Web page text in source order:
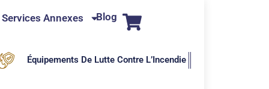
Services Annexes Blog
Équipements De Lutte Contre L’Incendie